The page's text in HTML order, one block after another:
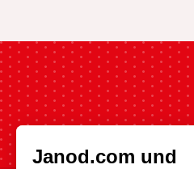
Janod.com und